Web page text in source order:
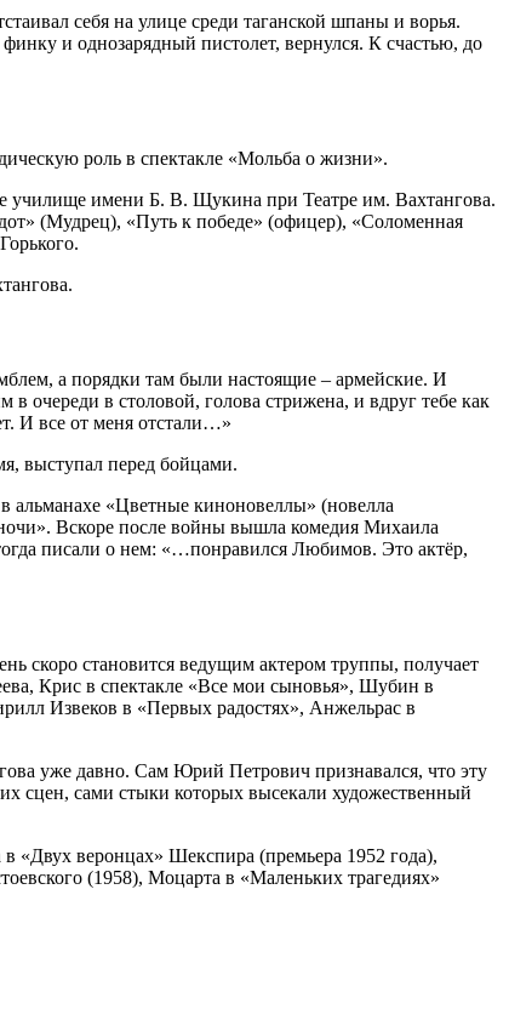
себя на улице среди таганской шпаны и ворья.
и однозарядный пистолет, вернулся. К счастью, до
роль в спектакле «Мольба о жизни».
училище имени Б. В. Щукина при Театре им. Вахтангова.
(Мудрец), «Путь к победе» (офицер), «Соломенная
а порядки там были настоящие – армейские. И
в столовой, голова стрижена, и вдруг тебе как
И все от меня отстали…»
выступал перед бойцами.
«Цветные киноновеллы» (новелла
Вскоре после войны вышла комедия Михаила
писали о нем: «…понравился Любимов. Это актёр,
скоро становится ведущим актером труппы, получает
Крис в спектакле «Все мои сыновья», Шубин в
Извеков в «Первых радостях», Анжельрас в
уже давно. Сам Юрий Петрович признавался, что эту
сцен, сами стыки которых высекали художественный
«Двух веронцах» Шекспира (премьера 1952 года),
(1958), Моцарта в «Маленьких трагедиях»